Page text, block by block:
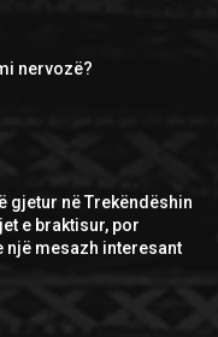
nervozë?
gjetur në Trekëndëshin
e braktisur, por
një mesazh interesant